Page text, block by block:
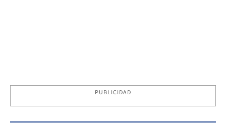
PUBLICIDAD